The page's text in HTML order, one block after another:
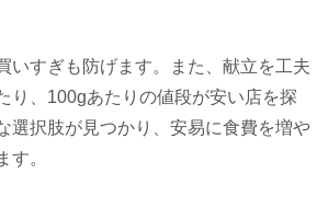
いすぎも防げます。また、献立を工夫
り、100gあたりの値段が安い店を探
選択肢が見つかり、安易に食費を増や
す。